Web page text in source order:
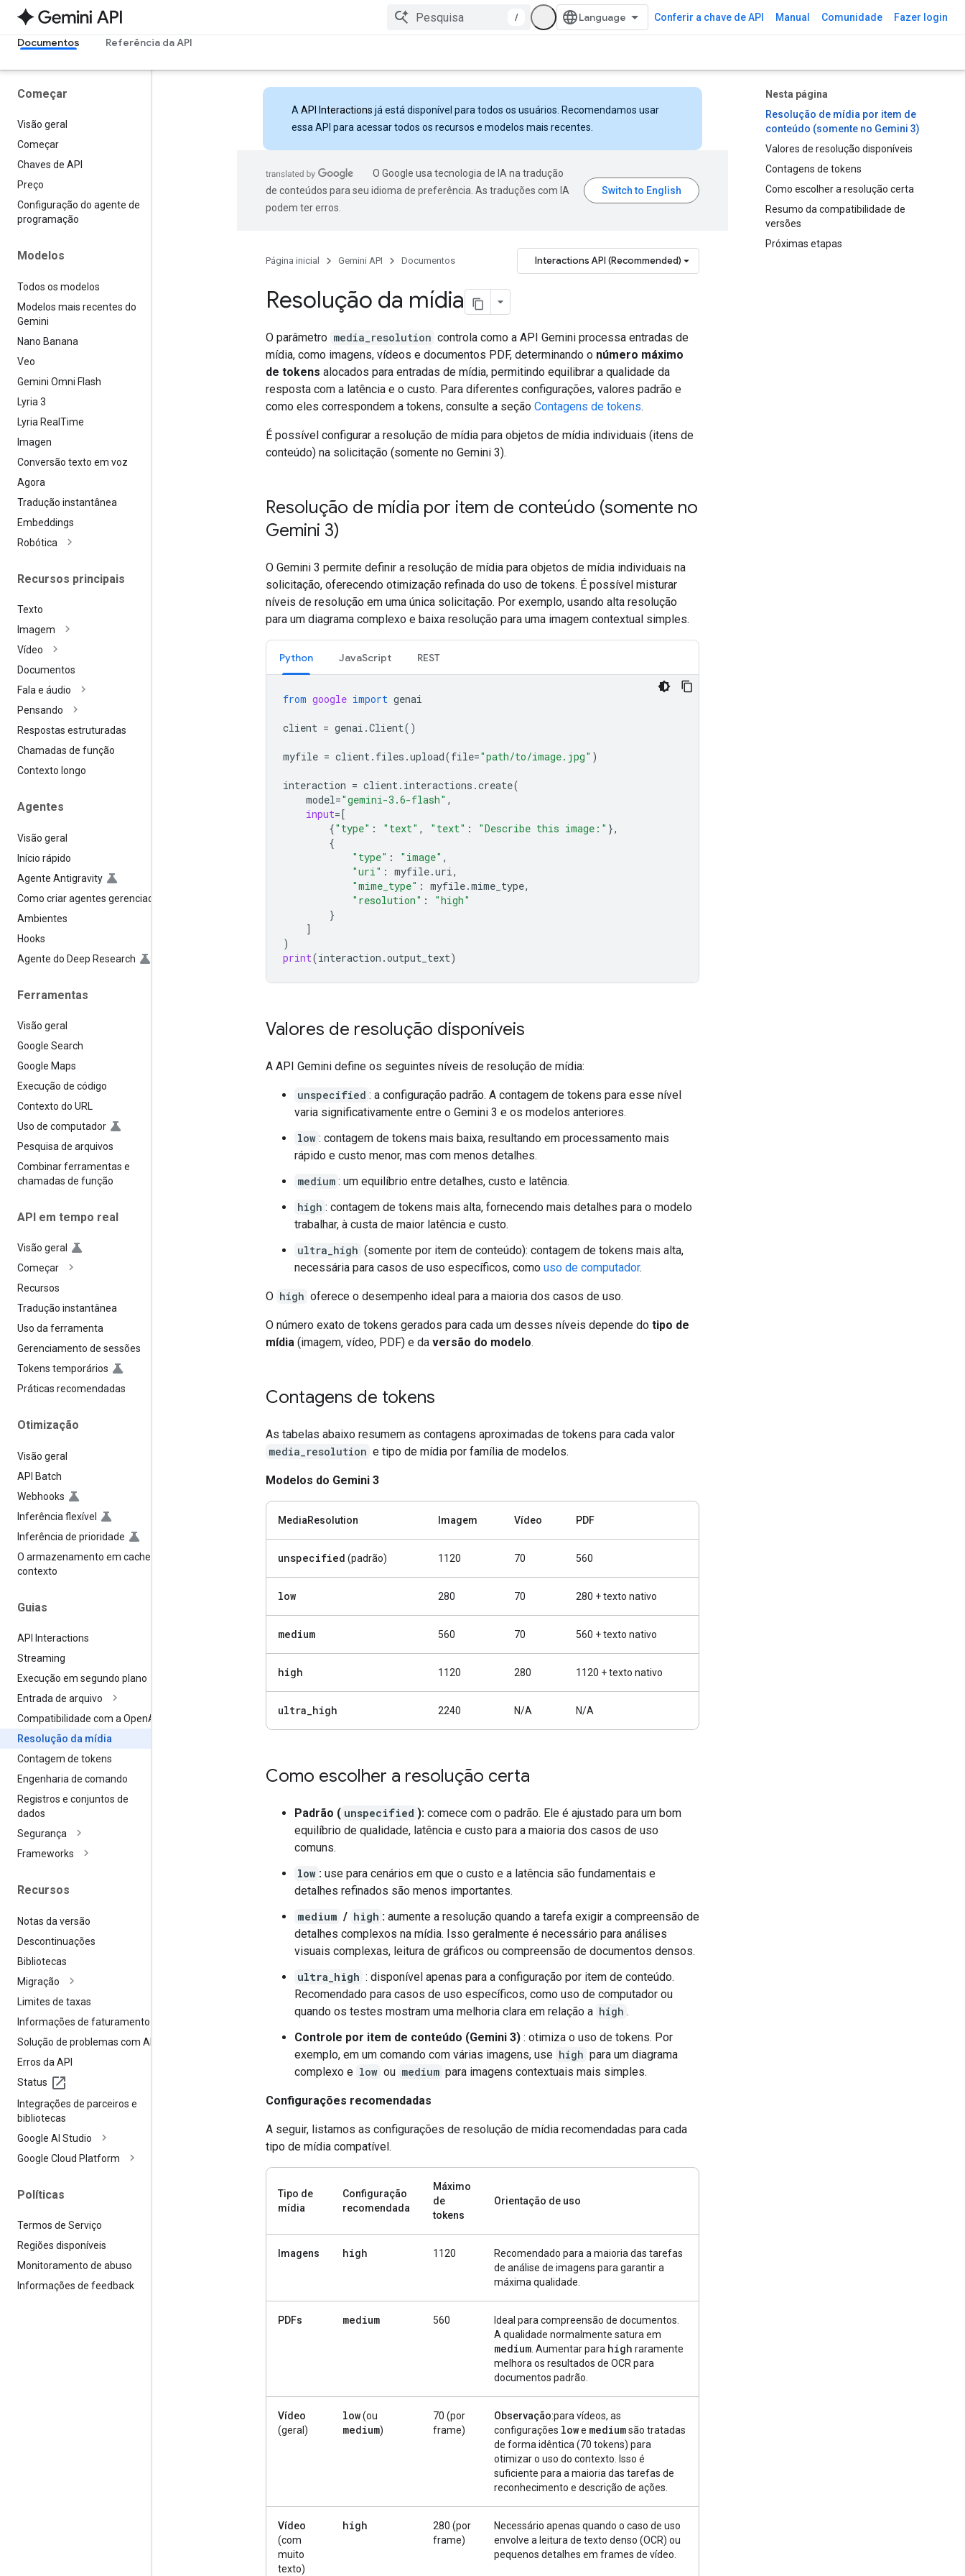
/ Conferir a chave de API Manual Comunidade Fazer login
Documentos Referência da API
Começar
Visão geral
Começar
Chaves de API
Preço
Configuração do agente de
programação
Modelos
Todos os modelos
Modelos mais recentes do
Gemini
Nano Banana
Veo
Gemini Omni Flash
Lyria 3
Lyria Real Time
Imagen
Conversão texto em voz
Agora
Tradução instantânea
Embeddings
Robótica
Recursos principais
Texto
Imagem
Vídeo
Documentos
Fala e áudio
Pensando
Respostas estruturadas
Chamadas de função
Contexto longo
Agentes
Visão geral
Início rápido
Agente Antigravity
Como criar agentes gerenciados
Ambientes
Hooks
Agente do Deep Research
Ferramentas
Visão geral
Google Search
Google Maps
Execução de código
Contexto do URL
Uso de computador
Pesquisa de arquivos
Combinar ferramentas e
chamadas de função
API em tempo real
Visão geral
Começar
Recursos
Tradução instantânea
Uso da ferramenta
Gerenciamento de sessões
Tokens temporários
Práticas recomendadas
Otimização
Visão geral
API Batch
Webhooks
Inferência flexível
Inferência de prioridade
O armazenamento em cache de
contexto
Guias
API Interactions
Streaming
Execução em segundo plano
Entrada de arquivo
Compatibilidade com a OpenAI
Resolução da mídia
Contagem de tokens
Engenharia de comando
Registros e conjuntos de
dados
Segurança
Frameworks
Recursos
Notas da versão
Descontinuações
Bibliotecas
Migração
Limites de taxas
Informações de faturamento
Solução de problemas com APIs
Erros da API
Status
Integrações de parceiros e
bibliotecas
Google AI Studio
Google Cloud Platform
Políticas
Termos de Serviço
Regiões disponíveis
Monitoramento de abuso
Informações de feedback
Nesta página
Resolução de mídia por item de
conteúdo (somente no Gemini 3)
Valores de resolução disponíveis
Contagens de tokens
Como escolher a resolução certa
Resumo da compatibilidade de
versões
Próximas etapas
A API Interactions já está disponível para todos os usuários. Recomendamos usar
essa API para acessar todos os recursos e modelos mais recentes.
O Google usa tecnologia de IA na tradução
de conteúdos para seu idioma de preferência. As traduções com IA
podem ter erros.
Página inicial Gemini API Documentos Interactions API (Recommended)
Resolução da mídia
O parâmetro media_resolution controla como a API Gemini processa entradas de
mídia, como imagens, vídeos e documentos PDF, determinando o número máximo
de tokens alocados para entradas de mídia, permitindo equilibrar a qualidade da
resposta com a latência e o custo. Para diferentes configurações, valores padrão e
como eles correspondem a tokens, consulte a seção Contagens de tokens.
É possível configurar a resolução de mídia para objetos de mídia individuais (itens de
conteúdo) na solicitação (somente no Gemini 3).
Resolução de mídia por item de conteúdo (somente no
Gemini 3)
O Gemini 3 permite definir a resolução de mídia para objetos de mídia individuais na
solicitação, oferecendo otimização refinada do uso de tokens. É possível misturar
níveis de resolução em uma única solicitação. Por exemplo, usando alta resolução
para um diagrama complexo e baixa resolução para uma imagem contextual simples.
Python JavaScript REST
from google import genai
client = genai .Client()
myfile = client. files .upload(file="path/to/image.jpg" )
interaction = client. interactions .create(
model="gemini-3.6-flash" ,
input=[
{"type" : "text" , "text" : "Describe this image:" },
{
"type" : "image" ,
"uri" : myfile.uri,
"mime_type" : myfile.mime_type,
"resolution" :
"high"
}
]
)
print(interaction .output_text)
Valores de resolução disponíveis
A API Gemini define os seguintes níveis de resolução de mídia:
unspecified : a configuração padrão. A contagem de tokens para esse nível
varia significativamente entre o Gemini 3 e os modelos anteriores.
low : contagem de tokens mais baixa, resultando em processamento mais
rápido e custo menor, mas com menos detalhes.
medium : um equilíbrio entre detalhes, custo e latência.
high : contagem de tokens mais alta, fornecendo mais detalhes para o modelo
trabalhar, à custa de maior latência e custo.
ultra_high (somente por item de conteúdo): contagem de tokens mais alta,
necessária para casos de uso específicos, como uso de computador.
O high oferece o desempenho ideal para a maioria dos casos de uso.
O número exato de tokens gerados para cada um desses níveis depende do tipo de
mídia (imagem, vídeo, PDF) e da versão do modelo.
Contagens de tokens
As tabelas abaixo resumem as contagens aproximadas de tokens para cada valor
media_resolution e tipo de mídia por família de modelos.
Modelos do Gemini 3
MediaResolution Imagem Vídeo PDF
unspecified (padrão) 1120 70 560
low 280 70 280 + texto nativo
medium 560 70 560 + texto nativo
high 1120 280 1120 + texto nativo
ultra_high 2240 N/A N/A
Como escolher a resolução certa
Padrão ( unspecified ): comece com o padrão. Ele é ajustado para um bom
equilíbrio de qualidade, latência e custo para a maioria dos casos de uso
comuns.
low : use para cenários em que o custo e a latência são fundamentais e
detalhes refinados são menos importantes.
medium / high : aumente a resolução quando a tarefa exigir a compreensão de
detalhes complexos na mídia. Isso geralmente é necessário para análises
visuais complexas, leitura de gráficos ou compreensão de documentos densos.
ultra_high : disponível apenas para a configuração por item de conteúdo.
Recomendado para casos de uso específicos, como uso de computador ou
quando os testes mostram uma melhoria clara em relação a high .
Controle por item de conteúdo (Gemini 3) : otimiza o uso de tokens. Por
exemplo, em um comando com várias imagens, use high para um diagrama
complexo e low ou medium para imagens contextuais mais simples.
Configurações recomendadas
A seguir, listamos as configurações de resolução de mídia recomendadas para cada
tipo de mídia compatível.
Tipo de
mídia
Configuração
recomendada
Máximo
de
tokens
Orientação de uso
Imagens high 1120
Recomendado para a maioria das tarefas
de análise de imagens para garantir a
máxima qualidade.
PDFs medium 560
Ideal para compreensão de documentos.
A qualidade normalmente satura em
medium . Aumentar para high raramente
melhora os resultados de OCR para
documentos padrão.
Vídeo
(geral)
low(ou
medium)
70 (por
frame)
Observação:para vídeos, as
configurações lowe mediumsão tratadas
de forma idêntica (70 tokens) para
otimizar o uso do contexto. Isso é
suficiente para a maioria das tarefas de
reconhecimento e descrição de ações.
Vídeo
(com
muito
texto)
high
280 (por
frame)
Necessário apenas quando o caso de uso
envolve a leitura de texto denso (OCR) ou
pequenos detalhes em frames de vídeo.